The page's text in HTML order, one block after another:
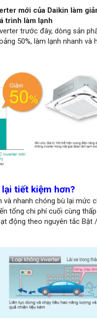
mới của Daikin làm
trình làm lạnh
trước đây, dòng sản
50%, làm lạnh nhanh và
tiết kiệm hơn?
nhanh chóng bù lại mức
tổng chi phí cuối cùng
động theo nguyên tắc Bật